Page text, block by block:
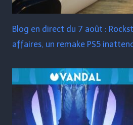
Blog en direct du 7 août :
affaires, un remake PS5